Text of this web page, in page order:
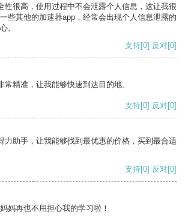
性很高，使用过程中不会泄露个人信息，这让我很
些其他的加速器app，经常会出现个人信息泄露的
。
支持[0] 反对[0]
常精准，让我能够快速到达目的地。
支持[0] 反对[0]
力助手，让我能够找到最优惠的价格，买到最合适
支持[0] 反对[0]
妈再也不用担心我的学习啦！